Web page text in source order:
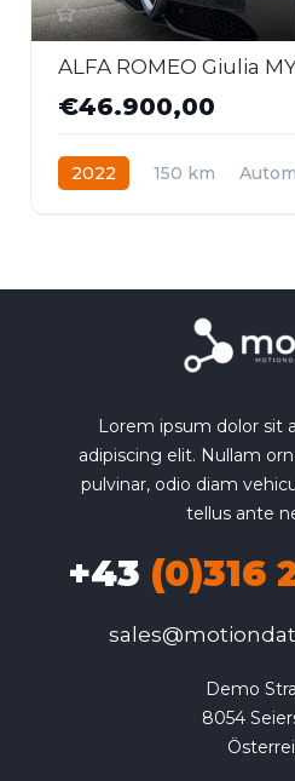
€46.900,00
2022 150 km
Lorem ipsum dolor sit
adipiscing elit. Nullam
pulvinar, odio diam
tellus ante
+43 (0)316
Demo
8054